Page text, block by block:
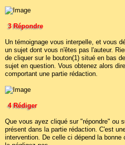
3 Répondre
Un témoignage vous interpelle, et vous
un sujet dont vous n'êtes pas l'auteur.
de cliquer sur le bouton(1) situé en bas
sujet en question. Vous obtenez alors
comportant une partie rédaction.
4 Rédiger
Que vous ayez cliqué sur "répondre" ou
présent dans la partie rédaction. C'est
intervention. De celle ci dépend la